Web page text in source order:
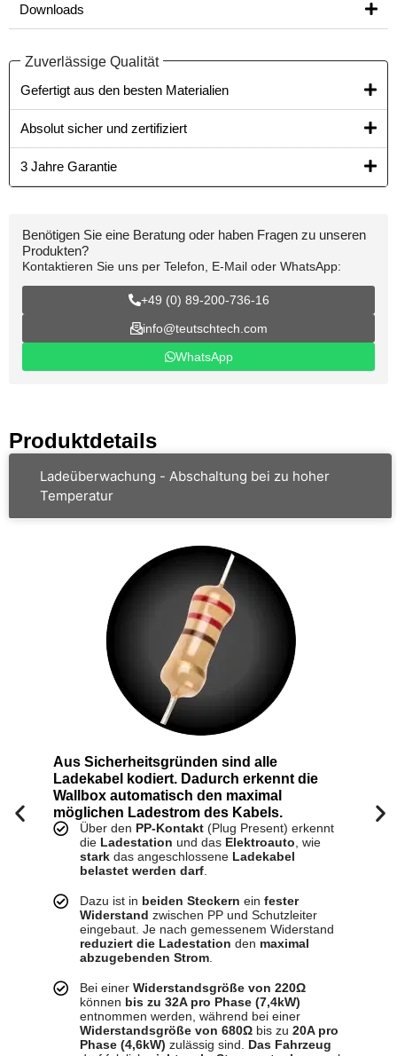
Downloads
Zuverlässige Qualität
Gefertigt aus den besten Materialien​
Absolut sicher und zertifiziert
3 Jahre Garantie
Benötigen Sie eine Beratung oder haben Fragen zu unseren
Produkten?
Kontaktieren Sie uns per Telefon, E-Mail oder WhatsApp:
+49 (0) 89-200-736-16
info@teutschtech.com
WhatsApp
Produktdetails
Ladeüberwachung - Abschaltung bei zu hoher
Temperatur
Aus Sicherheitsgründen sind alle
Ladekabel kodiert. Dadurch erkennt die
Wallbox automatisch den maximal
möglichen Ladestrom des Kabels.
Über den PP-Kontakt (Plug Present) erkennt
die Ladestation und das Elektroauto, wie
stark das angeschlossene Ladekabel
belastet werden darf.
Dazu ist in beiden Steckern einfester
Widerstand zwischen PP und Schutzleiter
eingebaut. Je nach gemessenem Widerstand
reduziert die Ladestation den maximal
abzugebenden Strom.
Bei einer Widerstandsgröße von 220Ω
können bis zu 32A pro Phase (7,4kW)
entnommen werden, während bei einer
Widerstandsgröße von 680Ω bis zu20A pro
Phase (4,6kW) zulässig sind. Das Fahrzeug